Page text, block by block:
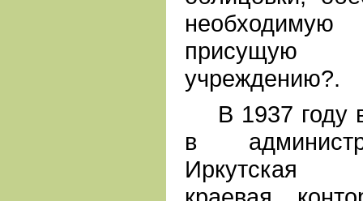
необходимую
присущую
учреждению?.
В 1937 году
в
Иркутская